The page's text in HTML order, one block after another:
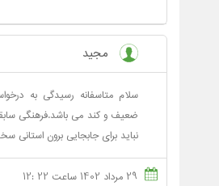
مجید
سلام متاسفانه رسیدگی به
ضعیف و کند می باشد.فرهنگی
نباید برای جابجایی برون استانی
29 مرداد 1402 ساعت 22 :12